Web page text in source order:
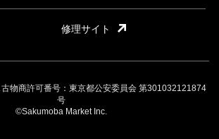
修理サイト
物商許可番号：東京都公安委員会 第301032121874
号
©Sakumoba Market Inc.